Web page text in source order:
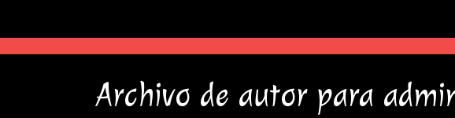
Archivo de autor para